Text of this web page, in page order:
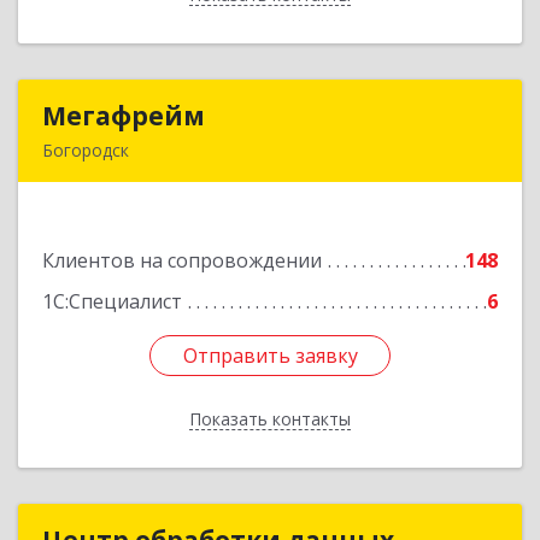
Мегафрейм
Богородск
Клиентов на сопровождении
148
1С:Специалист
6
Отправить заявку
Показать контакты
Подробнее
Отправить заявку
Назад